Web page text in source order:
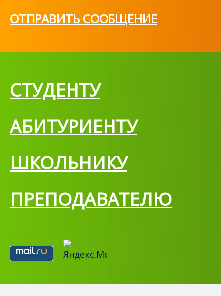
ОТПРАВИТЬ СООБЩЕНИЕ
СТУДЕНТУ
АБИТУРИЕНТУ
ШКОЛЬНИКУ
ПРЕПОДАВАТЕЛЮ